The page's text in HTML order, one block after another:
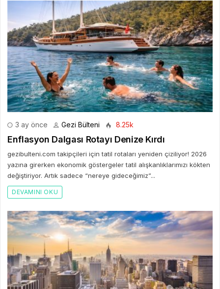
3 ay önce Gezi Bülteni 8.25k
Enflasyon Dalgası Rotayı Denize Kırdı
gezibulteni.com takipçileri için tatil rotaları yeniden çiziliyor! 2026
yazına girerken ekonomik göstergeler tatil alışkanlıklarımızı kökten
değiştiriyor. Artık sadece “nereye gideceğimiz”...
DEVAMINI OKU